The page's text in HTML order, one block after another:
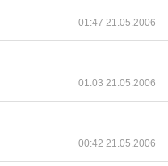
01:47 21.05.2006
01:03 21.05.2006
00:42 21.05.2006